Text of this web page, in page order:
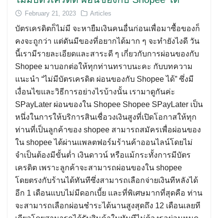
February 21, 2023 Articles
บัตรเครดิตก็ไม่มี จะหายืมเงินคนอื่นก่อนเพื่อมาซื้อของก็
คงจะถูกว่า แต่ดันมีของที่อยากได้มาก ๆ จะทำยังไงดี วัน
นี้เรามีรายละเอียดและสาระดี ๆ เกี่ยวกับการผ่อนของกับ
Shopee มาบอกต่อให้ทุกท่านทราบนะคะ กับบทความ
แนะนำ “ไม่มีบัตรเครดิต ผ่อนของกับ Shopee ได้” ซึ่งมี
เงื่อนไขและวิธีการอย่างไรบ้างนั้น เรามาดูกันค่ะ
SPayLater ผ่อนของใน Shopee Shopee SPayLater เป็น
หนึ่งในการให้บริการสินเชื่อวงเงินสูงที่เปิดโอกาสให้ทุก
ท่านที่เป็นลูกค้าของ shopee สามารถสมัครเพื่อผ่อนของ
ใน shopee ได้ผ่านแพลตฟอร์มร้านค้าออนไลน์โดยไม่
จำเป็นต้องมีขั้นต่ำ เงินดาวน์ หรือแม้กระทั้งการมีบัตร
เครดิต เพราะลูกค้าจะสามารถผ่อนของใน shopee
โดยตรงกับร้านได้ทันทีซึ่งสามารถเลือกจ่ายเงินทีหลังได้
อีก 1 เดือนแบบไม่มีดอกเบี้ย และที่พิเศษมากที่สุดคือ ท่าน
จะสามารถเลือกผ่อนชำระได้นานสูงสุดถึง 12 เดือนเลยที